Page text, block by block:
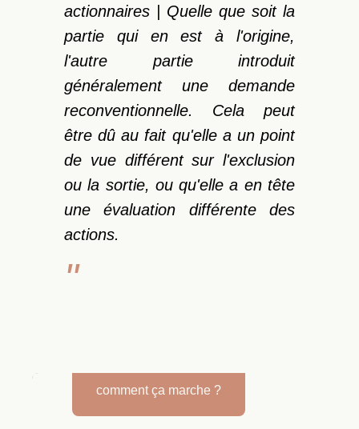
actionnaires | Quelle que soit la
partie qui en est à l'origine,
l'autre partie introduit
généralement une demande
reconventionnelle. Cela peut
être dû au fait qu'elle a un point
de vue différent sur l'exclusion
ou la sortie, ou qu'elle a en tête
une évaluation différente des
actions.
comment ça marche ?